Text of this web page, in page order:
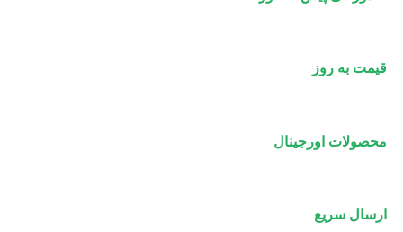
قیمت به روز
محصولات اورجینال
ارسال سریع